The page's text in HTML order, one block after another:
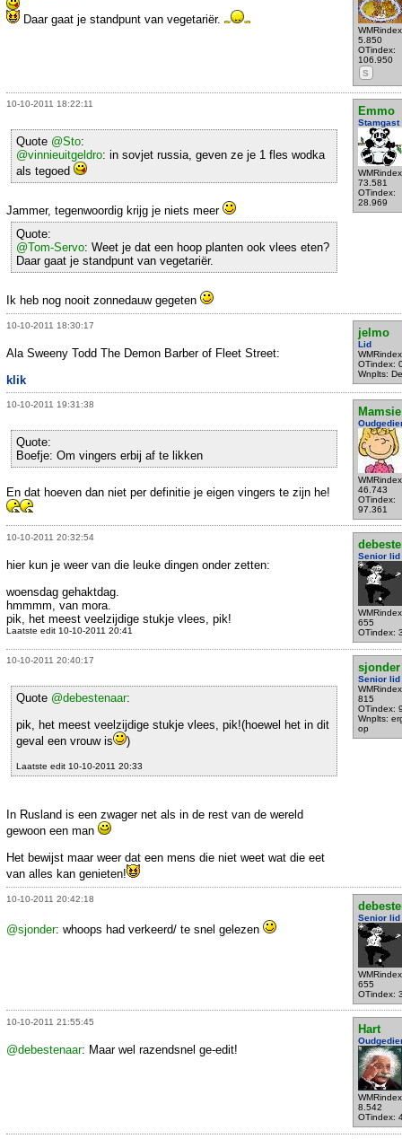
5.850
OTindex:
106.950
S
Daar gaat je standpunt van vegetariër.
10-10-2011 18:22:11
Emmo
Stamgast
73.581
OTindex:
28.969
Quote @Sto:
@vinnieuitgeldro: in sovjet russia, geven ze je 1 fles wodka
als tegoed
Jammer, tegenwoordig krijg je niets meer
Quote:
@Tom-Servo: Weet je dat een hoop planten ook vlees eten?
Daar gaat je standpunt van vegetariër.
Ik heb nog nooit zonnedauw gegeten
10-10-2011 18:30:17
jelmo
Lid
OTindex:
Wnplts:
Ala Sweeny Todd The Demon Barber of Fleet Street:
klik
10-10-2011 19:31:38
Mamsie
46.743
OTindex:
97.361
Quote:
Boefje: Om vingers erbij af te likken
En dat hoeven dan niet per definitie je eigen vingers te zijn he!
10-10-2011 20:32:54
Senior lid
655
OTindex:
hier kun je weer van die leuke dingen onder zetten:
woensdag gehaktdag.
hmmmm, van mora.
pik, het meest veelzijdige stukje vlees, pik!
Laatste edit 10-10-2011 20:41
10-10-2011 20:40:17
sjonder
Senior lid
815
OTindex:
Wnplts:
op
Quote @debestenaar:
pik, het meest veelzijdige stukje vlees, pik!(hoewel het in dit
geval een vrouw is
)
Laatste edit 10-10-2011 20:33
In Rusland is een zwager net als in de rest van de wereld
gewoon een man
Het bewijst maar weer dat een mens die niet weet wat die eet
van alles kan genieten!
10-10-2011 20:42:18
Senior lid
655
OTindex:
@sjonder: whoops had verkeerd/ te snel gelezen
10-10-2011 21:55:45
Hart
8.542
OTindex:
@debestenaar: Maar wel razendsnel ge-edit!